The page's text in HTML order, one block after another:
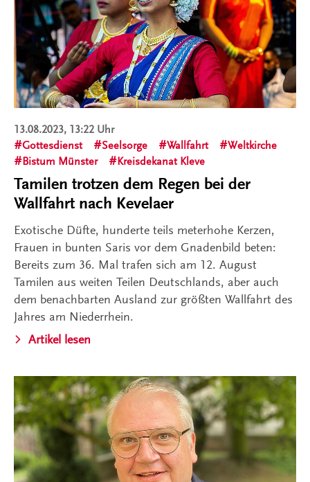
13.08.2023, 13:22 Uhr
Gottesdienst
Seelsorge Wallfahrt
Weltkirche
Bistum Münster
Kreisdekanat Kleve
Tamilen trotzen dem Regen bei der
Wallfahrt nach Kevelaer
Exotische Düfte, hunderte teils meterhohe Kerzen,
Frauen in bunten Saris vor dem Gnadenbild beten:
Bereits zum 36. Mal trafen sich am 12. August
Tamilen aus weiten Teilen Deutschlands, aber auch
dem benachbarten Ausland zur größten Wallfahrt des
Jahres am Niederrhein.
Artikel lesen